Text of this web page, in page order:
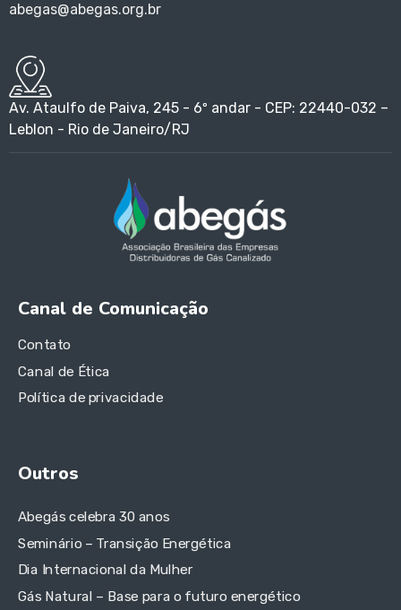
abegas@abegas.org.br
Av. Ataulfo de Paiva, 245 - 6º andar - CEP: 22440-032 –
Leblon - Rio de Janeiro/RJ
Canal de Comunicação
Contato
Canal de Ética
Política de privacidade
Outros
Abegás celebra 30 anos
Seminário – Transição Energética
Dia Internacional da Mulher
Gás Natural – Base para o futuro energético